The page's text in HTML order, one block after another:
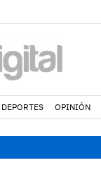
DEPORTES OPINIÓN